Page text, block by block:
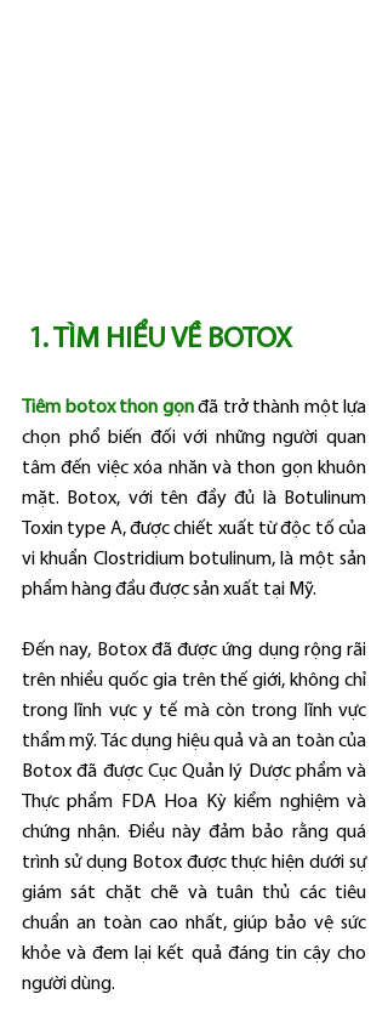
1. TÌM HIỂU VỀ BOTOX
Tiêm botox thon gọn đã trở thành một lựa
chọn phổ biến đối với những người quan
tâm đến việc xóa nhăn và thon gọn khuôn
mặt. Botox, với tên đầy đủ là Botulinum
Toxin type A, được chiết xuất từ độc tố của
vi khuẩn Clostridium botulinum, là một sản
phẩm hàng đầu được sản xuất tại Mỹ.
Đến nay, Botox đã được ứng dụng rộng rãi
trên nhiều quốc gia trên thế giới, không chỉ
trong lĩnh vực y tế mà còn trong lĩnh vực
thẩm mỹ. Tác dụng hiệu quả và an toàn của
Botox đã được Cục Quản lý Dược phẩm và
Thực phẩm FDA Hoa Kỳ kiểm nghiệm và
chứng nhận. Điều này đảm bảo rằng quá
trình sử dụng Botox được thực hiện dưới sự
giám sát chặt chẽ và tuân thủ các tiêu
chuẩn an toàn cao nhất, giúp bảo vệ sức
khỏe và đem lại kết quả đáng tin cậy cho
người dùng.